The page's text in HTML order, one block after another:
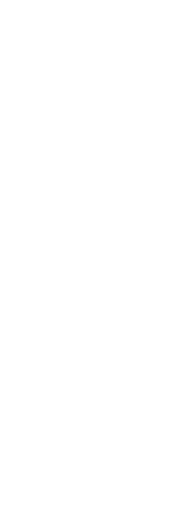
oferecer
Uma ótima